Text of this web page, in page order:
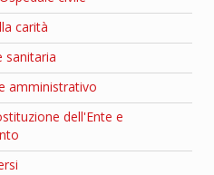
carità
sanitaria
amministrativo
dell'Ente e